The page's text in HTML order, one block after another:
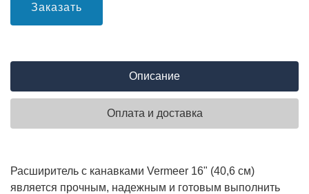
Заказать
Описание
Оплата и доставка
Расширитель с канавками Vermeer 16" (40,6 см)
является прочным, надежным и готовым выполнить